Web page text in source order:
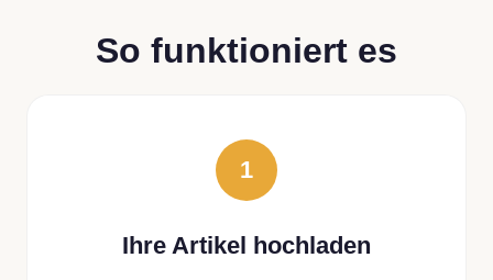
So funktioniert es
1
Ihre Artikel hochladen